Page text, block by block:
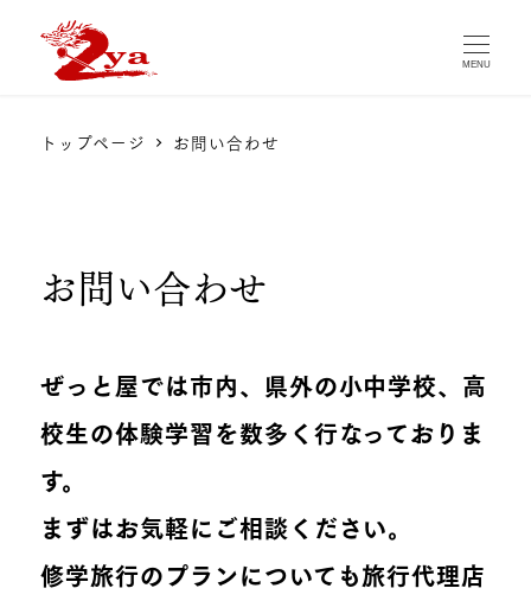
MENU
トップページ お問い合わせ
お問い合わせ
ぜっと屋では市内、県外の小中学校、高
校生の体験学習を数多く行なっておりま
す。
まずはお気軽にご相談ください。
修学旅行のプランについても旅行代理店